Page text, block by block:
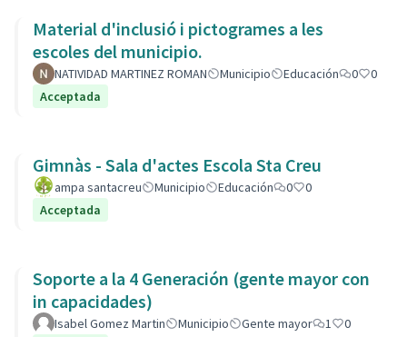
Material d'inclusió i pictogrames a les
escoles del municipio.
NATIVIDAD MARTINEZ ROMAN Municipio Educación 0
0
Acceptada
Gimnàs - Sala d'actes Escola Sta Creu
ampa santacreu Municipio Educación 0
0
Acceptada
Soporte a la 4 Generación (gente mayor con
in capacidades)
Isabel Gomez Martin Municipio Gente mayor 1
0